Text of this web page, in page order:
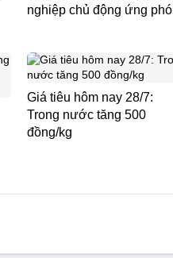
nghiệp chủ động ứng phó
Giá tiêu hôm nay 28/7:
Trong nước tăng 500
đồng/kg